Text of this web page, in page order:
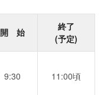
開 始
終了
(予定)
9:30 11:00頃